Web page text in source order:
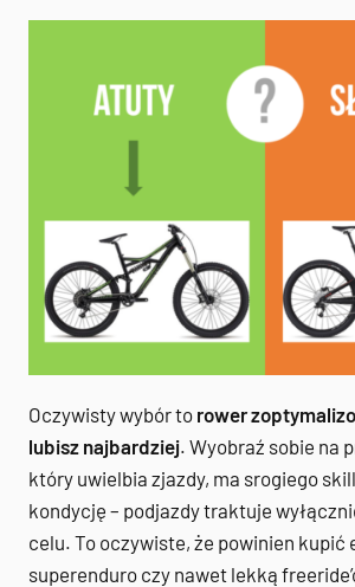
Oczywisty wybór to rower
lubisz najbardziej. Wyobraź sobie na
który uwielbia zjazdy, ma srogiego
kondycję – podjazdy traktuje
celu. To oczywiste, że powinien kupić
superenduro czy nawet lekką